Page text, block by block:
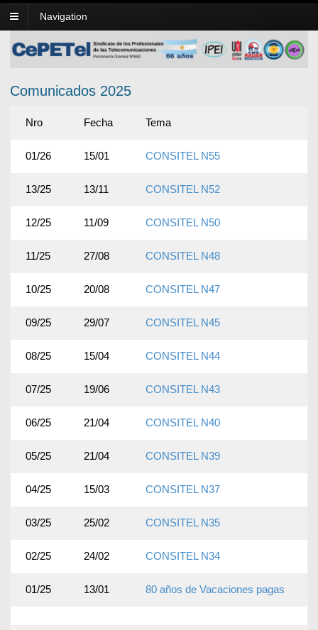
Navigation
Comunicados 2025
Nro Fecha Tema
01/26 15/01 CONSITEL N55
13/25 13/11 CONSITEL N52
12/25 11/09 CONSITEL N50
11/25 27/08 CONSITEL N48
10/25 20/08 CONSITEL N47
09/25 29/07 CONSITEL N45
08/25 15/04 CONSITEL N44
07/25 19/06 CONSITEL N43
06/25 21/04 CONSITEL N40
05/25 21/04 CONSITEL N39
04/25 15/03 CONSITEL N37
03/25 25/02 CONSITEL N35
02/25 24/02 CONSITEL N34
01/25 13/01 80 años de Vacaciones pagas